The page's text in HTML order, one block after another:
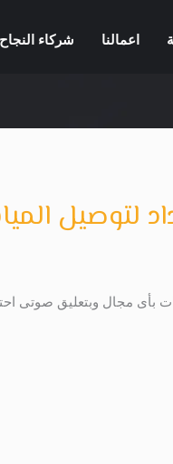
اعمالنا شركاء النجاح
مجال وبتعليق صوتى